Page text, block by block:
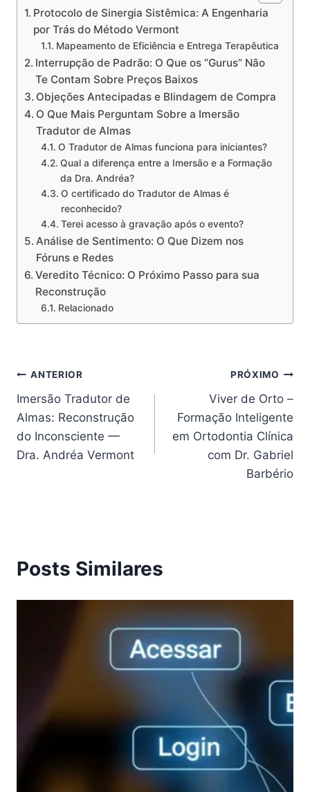
Protocolo de Sinergia Sistêmica: A Engenharia
por Trás do Método Vermont
Mapeamento de Eficiência e Entrega Terapêutica
Interrupção de Padrão: O Que os “Gurus” Não
Te Contam Sobre Preços Baixos
Objeções Antecipadas e Blindagem de Compra
O Que Mais Perguntam Sobre a Imersão
Tradutor de Almas
O Tradutor de Almas funciona para iniciantes?
Qual a diferença entre a Imersão e a Formação
da Dra. Andréa?
O certificado do Tradutor de Almas é
reconhecido?
Terei acesso à gravação após o evento?
Análise de Sentimento: O Que Dizem nos
Fóruns e Redes
Veredito Técnico: O Próximo Passo para sua
Reconstrução
Relacionado
Navegação
de
Post
ANTERIOR
Imersão Tradutor de
Almas: Reconstrução
do Inconsciente —
Dra. Andréa Vermont
PRÓXIMO
Viver de Orto –
Formação Inteligente
em Ortodontia Clínica
com Dr. Gabriel
Barbério
Posts Similares